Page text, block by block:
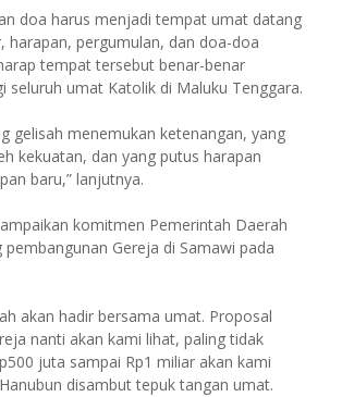
doa harus menjadi tempat umat datang
harapan, pergumulan, dan doa-doa
tempat tersebut benar-benar
seluruh umat Katolik di Maluku Tenggara.
gelisah menemukan ketenangan, yang
kekuatan, dan yang putus harapan
baru,” lanjutnya.
komitmen Pemerintah Daerah
Gereja di Samawi pada
akan hadir bersama umat. Proposal
nanti akan kami lihat, paling tidak
juta sampai Rp1 miliar akan kami
disambut tepuk tangan umat.